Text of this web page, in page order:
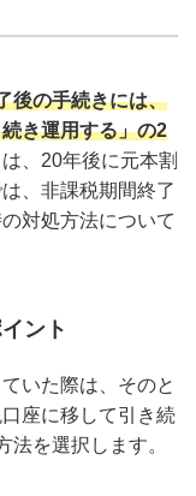
後の手続きには、
き運用する」の2
、20年後に元本割
、非課税期間終了
対処方法について
ント
いた際は、そのと
座に移して引き続
法を選択します。